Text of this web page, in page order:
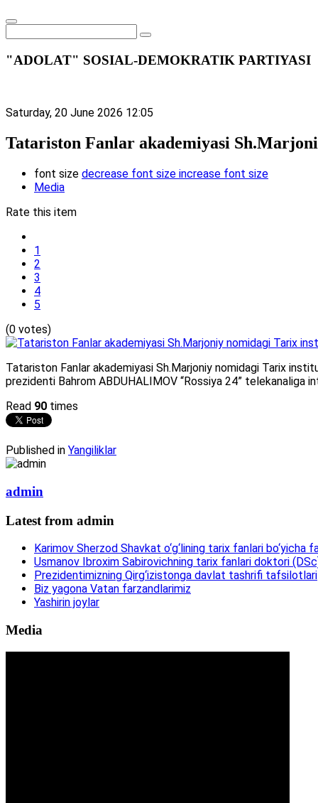
"ADOLAT" SOSIAL-DEMOKRATIK PARTIYASI
Saturday, 20 June 2026 12:05
Tatariston Fanlar akademiyasi
font size decrease font size increase font size
Media
Rate this item
1
2
3
4
5
(0 votes)
Tatariston Fanlar akademiyasi Sh.Marjoniy nomidagi Tarix
prezidenti Bahrom ABDUHALIMOV “Rossiya 24” telekanaliga
Read 90 times
Published in Yangiliklar
admin
Latest from admin
Karimov Sherzod Shavkat o‘g‘lining tarix fanlari
Usmanov Ibroxim Sabirovichning tarix fanlari doktori
Prezidentimizning Qirg‘izistonga davlat tashrifi tafsilotlari
Biz yagona Vatan farzandlarimiz
Yashirin joylar
Media